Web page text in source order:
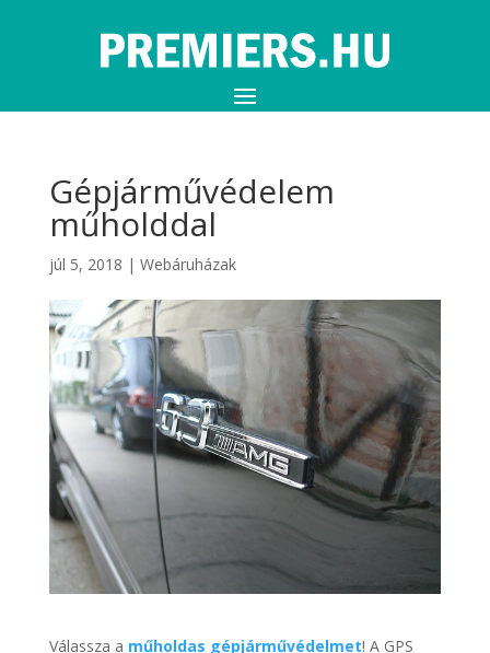
Gépjárművédelem
műholddal
júl 5, 2018 | Webáruházak
Válassza a műholdas gépjárművédelmet! A GPS